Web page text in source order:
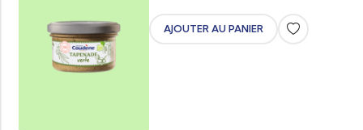
AJOUTER AU PANIER